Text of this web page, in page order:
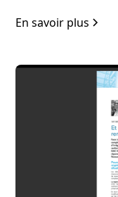
En savoir plus